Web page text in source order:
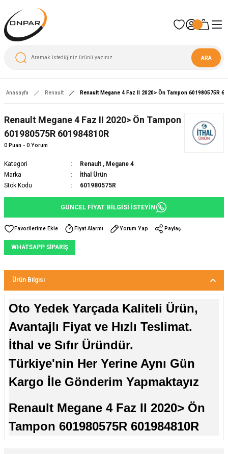
ARA
Anasayfa Renault Renault Megane 4 Faz II 2020> Ön Tampon 601980575R
Renault Megane 4 Faz II 2020> Ön Tampon
601980575R 601984810R
0 Puan - 0 Yorum
Kategori Renault , Megane 4
Marka
İthal Ürün
Stok Kodu
601980575R
GÜNCEL FİYAT BİLGİSİ İSTEYİN
Fiyat Alarmı Yorum Yap Paylaş
WHATSAPP SİPARİŞ
Ürün Bilgisi
Oto Yedek Yarçada Kaliteli Ürün,
Avantajlı Fiyat ve Hızlı Teslimat.
İthal ve Sıfır Üründür.
Türkiye'nin Her Yerine Aynı Gün
Kargo İle Gönderim Yapmaktayız
Renault Megane 4 Faz II 2020> Ön
Tampon 601980575R 601984810R